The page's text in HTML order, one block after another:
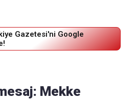
Gazetesi'ni Google
Mekke